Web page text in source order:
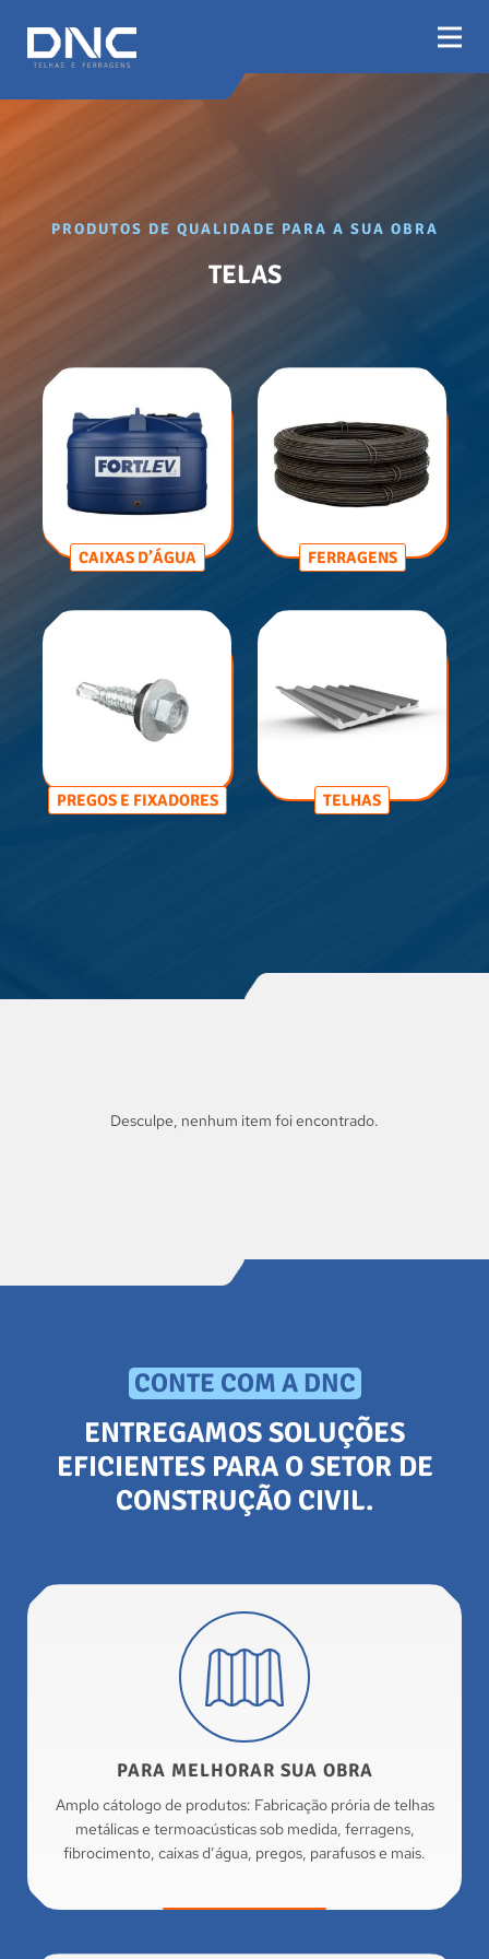
PRODUTOS DE QUALIDADE PARA A SUA OBRA
TELAS
CAIXAS D’ÁGUA FERRAGENS
PREGOS E FIXADORES TELHAS
Desculpe, nenhum item foi encontrado.
CONTE COM A DNC
ENTREGAMOS SOLUÇÕES
EFICIENTES PARA O SETOR DE
CONSTRUÇÃO CIVIL.
PARA MELHORAR SUA OBRA
Amplo cátologo de produtos: Fabricação prória de telhas
metálicas e termoacústicas sob medida, ferragens,
fibrocimento, caixas d’água, pregos, parafusos e mais.